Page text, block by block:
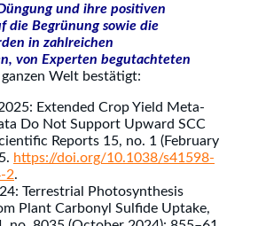
üngung und ihre positiven
die Begrünung sowie die
in zahlreichen
von Experten begutachteten
Welt bestätigt:
Extended Crop Yield Meta-
Do Not Support Upward SCC
Reports 15, no. 1 (February
https://doi.org/10.1038/s41598-
2.
Terrestrial Photosynthesis
Plant Carbonyl Sulfide Uptake,